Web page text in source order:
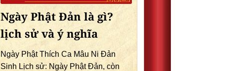
Ngày Phật Đản là gì?
lịch sử và ý nghĩa
Ngày Phật Thích Ca Mâu Ni Đản
Sinh Lịch sử: Ngày Phật Đản, còn